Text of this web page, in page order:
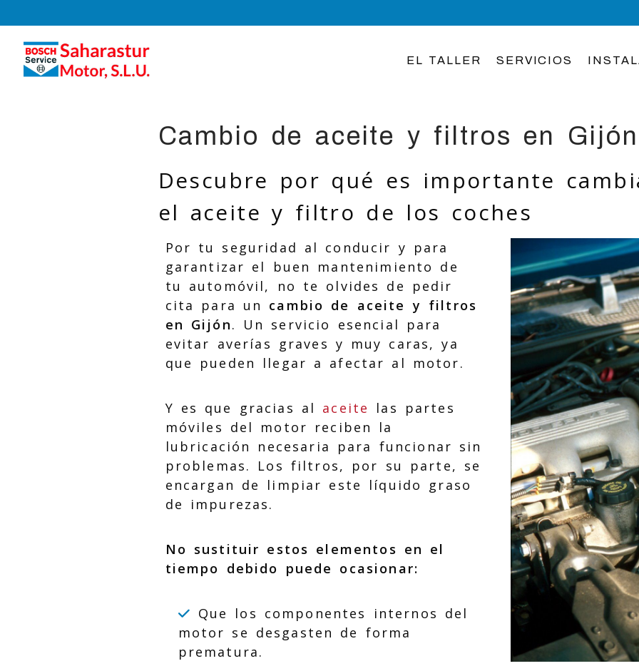
EL TALLER SERVICIOS
Cambio de aceite y filtros en Gijón
Descubre por qué es importante
el aceite y filtro de los coches
Por tu seguridad al conducir y para
garantizar el buen mantenimiento de
tu automóvil, no te olvides de pedir
cita para un cambio de aceite y filtros
en Gijón. Un servicio esencial para
evitar averías graves y muy caras, ya
que pueden llegar a afectar al motor.
Y es que gracias al aceite
las partes
móviles del motor reciben la
lubricación necesaria para funcionar sin
problemas. Los filtros, por su parte, se
encargan de limpiar este líquido graso
de impurezas.
No sustituir estos elementos en el
tiempo debido puede ocasionar:
Que los componentes internos del
motor se desgasten de forma
prematura.